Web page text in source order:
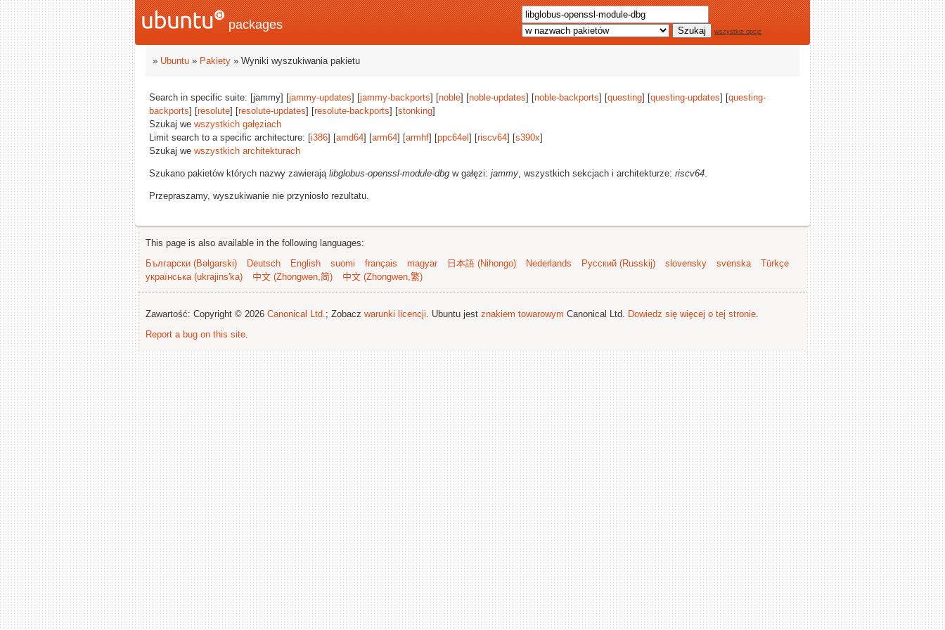
packages wszystkie opcje
» Ubuntu » Pakiety » Wyniki wyszukiwania pakietu
Search in specific suite: [jammy] [jammy-updates] [jammy-backports] [noble] [noble-updates] [noble-backports] [questing] [questing-updates] [questing-
backports] [resolute] [resolute-updates] [resolute-backports] [stonking]
Szukaj we wszystkich gałęziach
Limit search to a specific architecture: [i386] [amd64] [arm64] [armhf] [ppc64el ] [riscv64] [s390x]
Szukaj we wszystkich architekturach
Szukano pakietów których nazwy zawierają libglobus-openssl-module-dbg w gałęzi: jammy, wszystkich sekcjach i architekturze: riscv64.
Przepraszamy, wyszukiwanie nie przyniosło rezultatu.
This page is also available in the following languages:
Български (Bəlgarski)
Deutsch English suomi français magyar 日本語 (Nihongo) Nederlands Русский (Russkij) slovensky svenska
Türkçe
українська (ukrajins'ka)
中文 (Zhongwen,简) 中文 (Zhongwen,繁)
Zawartość: Copyright © 2026 Canonical Ltd.; Zobacz warunki licencji. Ubuntu jest znakiem towarowym Canonical Ltd. Dowiedz się więcej o tej stronie.
Report a bug on this site.